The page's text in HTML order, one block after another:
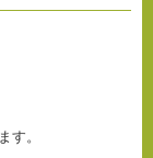
す。